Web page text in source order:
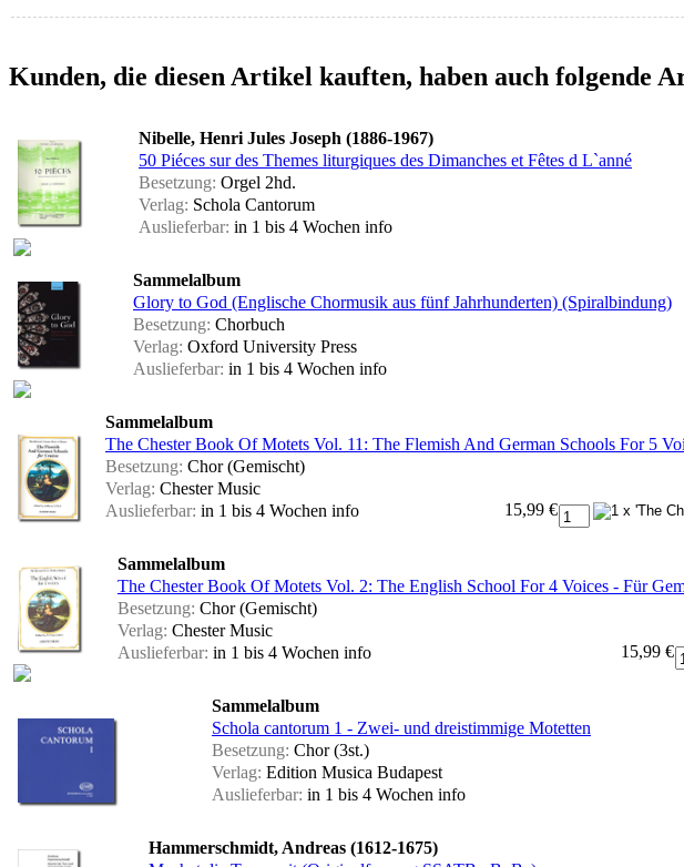
Kunden, die diesen Artikel kauften, haben auch folgende
Nibelle, Henri Jules Joseph (1886-1967)
50 Piéces sur des Themes liturgiques des Dimanches et Fêtes d L`anné
Besetzung: Orgel 2hd.
Verlag: Schola Cantorum
Auslieferbar: in 1 bis 4 Wochen info
Sammelalbum
Glory to God (Englische Chormusik aus fünf Jahrhunderten) (Spiralbindung)
Besetzung: Chorbuch
Verlag: Oxford University Press
Auslieferbar: in 1 bis 4 Wochen info
Sammelalbum
The Chester Book Of Motets Vol. 11: The Flemish And German Schools For 5
Besetzung: Chor (Gemischt)
Verlag: Chester Music
Auslieferbar: in 1 bis 4 Wochen info
15,99 €
Sammelalbum
The Chester Book Of Motets Vol. 2: The English School For 4 Voices - Für
Besetzung: Chor (Gemischt)
Verlag: Chester Music
Auslieferbar: in 1 bis 4 Wochen info
15,99 €
Sammelalbum
Schola cantorum 1 - Zwei- und dreistimmige Motetten
Besetzung: Chor (3st.)
Verlag: Edition Musica Budapest
Auslieferbar: in 1 bis 4 Wochen info
Hammerschmidt, Andreas (1612-1675)